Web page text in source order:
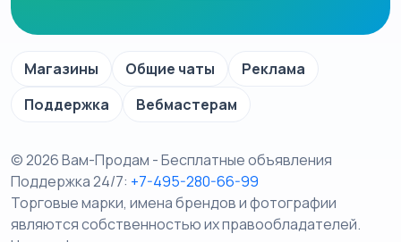
Магазины Общие чаты
Реклама
Поддержка
Вебмастерам
© 2026 Вам-Продам - Бесплатные объявления
Поддержка 24/7: +7-495-280-66-99
Торговые марки, имена брендов и фотографии
являются собственностью их правообладателей.